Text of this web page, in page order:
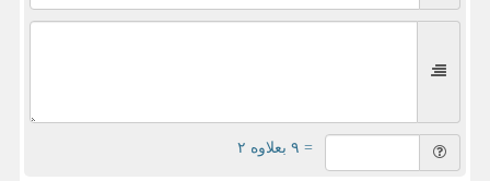
= ۹ بعلاوه ۲